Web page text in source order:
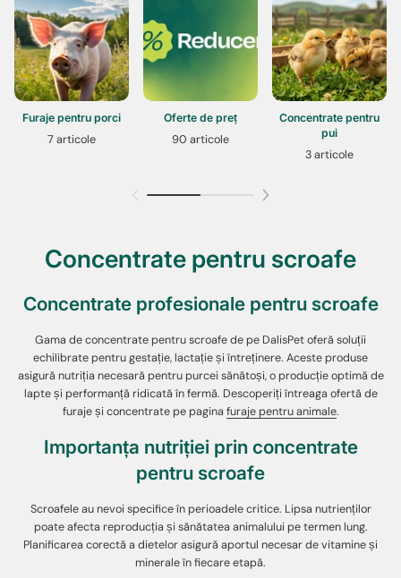
Furaje pentru porci
7 articole
Oferte de preț
90 articole
Concentrate pentru
pui
3 articole
Concentrate pentru scroafe
Concentrate profesionale pentru scroafe
Gama de concentrate pentru scroafe de pe DalisPet oferă soluții
echilibrate pentru gestație, lactație și întreținere. Aceste produse
asigură nutriția necesară pentru purcei sănătoși, o producție optimă de
lapte și performanță ridicată în fermă. Descoperiți întreaga ofertă de
furaje și concentrate pe pagina furaje pentru animale.
Importanța nutriției prin concentrate
pentru scroafe
Scroafele au nevoi specifice în perioadele critice. Lipsa nutrienților
poate afecta reproducția și sănătatea animalului pe termen lung.
Planificarea corectă a dietelor asigură aportul necesar de vitamine și
minerale în fiecare etapă.